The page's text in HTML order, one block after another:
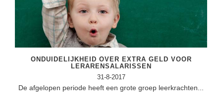
Studievaardigheden
Techniek
Topografie
Verkeer
Studievaardigheden
Taalvaardigheden
LESMATERIAAL
Beeldende Vorming
ONDUIDELIJKHEID OVER EXTRA GELD VOOR
LERARENSALARISSEN
31-8-2017
De afgelopen periode heeft een grote groep leerkrachten...